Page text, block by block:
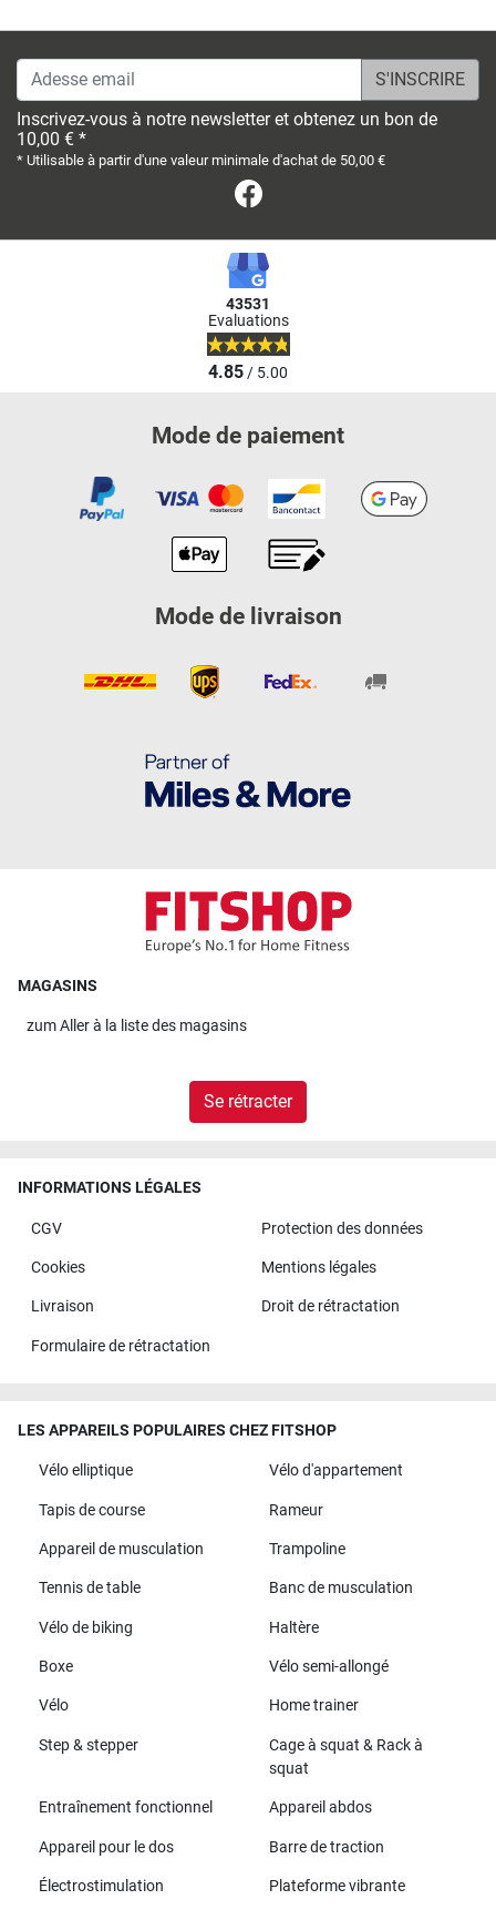
Adesse email
Inscrivez-vous à notre newsletter et obtenez un bon de
10,00 € *
* Utilisable à partir d'une valeur minimale d'achat de 50,00 €
43531
Evaluations
4.85/ 5.00
Mode de paiement
Mode de livraison
MAGASINS
zumAller à la liste des magasins
Se rétracter
INFORMATIONS LÉGALES
CGV Protection des données
Cookies Mentions légales
Livraison Droit de rétractation
Formulaire de rétractation
LES APPAREILS POPULAIRES CHEZ FITSHOP
Vélo elliptique Vélo d'appartement
Tapis de course Rameur
Appareil de musculation Trampoline
Tennis de table Banc de musculation
Vélo de biking Haltère
Boxe Vélo semi-allongé
Vélo Home trainer
Step & stepper
Cage à squat & Rack à
squat
Entraînement fonctionnel Appareil abdos
Appareil pour le dos Barre de traction
Électrostimulation Plateforme vibrante